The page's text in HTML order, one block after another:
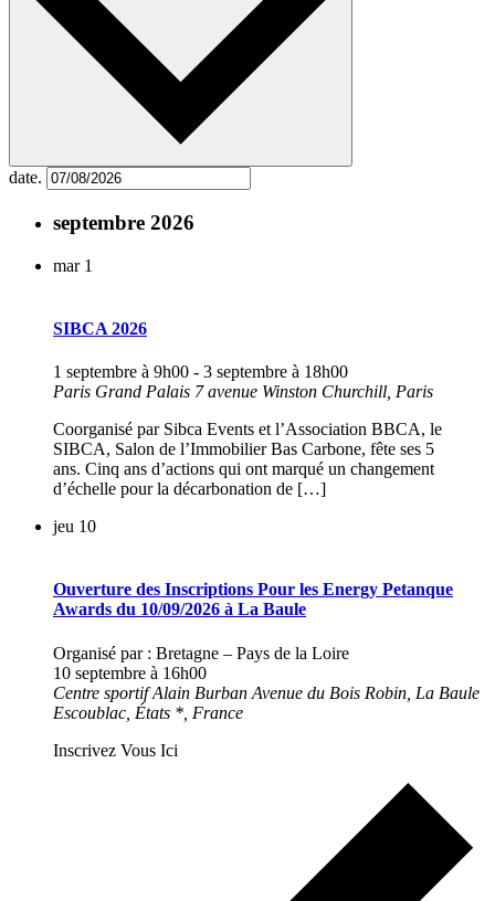
date.
septembre 2026
mar 1
SIBCA 2026
1 septembre à 9h00 - 3 septembre à 18h00
Paris Grand Palais 7 avenue Winston Churchill, Paris
Coorganisé par Sibca Events et l’Association BBCA, le
SIBCA, Salon de l’Immobilier Bas Carbone, fête ses 5
ans. Cinq ans d’actions qui ont marqué un changement
d’échelle pour la décarbonation de […]
jeu 10
Ouverture des Inscriptions Pour les Energy Petanque
Awards du 10/09/2026 à La Baule
Organisé par : Bretagne – Pays de la Loire
10 septembre à 16h00
Centre sportif Alain Burban Avenue du Bois Robin, La Baule
Escoublac, États *, France
Inscrivez Vous Ici